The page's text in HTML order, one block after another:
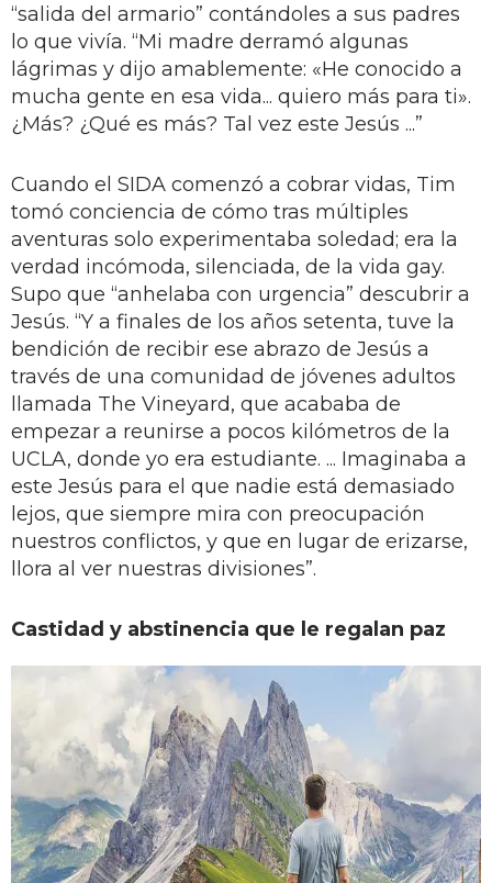
“salida del armario” contándoles a sus padres
lo que vivía. “Mi madre derramó algunas
lágrimas y dijo amablemente: «He conocido a
mucha gente en esa vida... quiero más para ti».
¿Más? ¿Qué es más? Tal vez este Jesús ...”
Cuando el SIDA comenzó a cobrar vidas, Tim
tomó conciencia de cómo tras múltiples
aventuras solo experimentaba soledad; era la
verdad incómoda, silenciada, de la vida gay.
Supo que “anhelaba con urgencia” descubrir a
Jesús. “Y a finales de los años setenta, tuve la
bendición de recibir ese abrazo de Jesús a
través de una comunidad de jóvenes adultos
llamada The Vineyard, que acababa de
empezar a reunirse a pocos kilómetros de la
UCLA, donde yo era estudiante. ... Imaginaba a
este Jesús para el que nadie está demasiado
lejos, que siempre mira con preocupación
nuestros conflictos, y que en lugar de erizarse,
llora al ver nuestras divisiones”.
Castidad y abstinencia que le regalan paz